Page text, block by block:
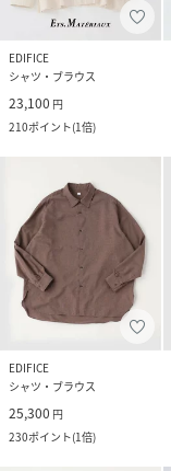
EDIFICE
シャツ・ブラウス
23,100 円
210ポイント(1倍)
EDIFICE
シャツ・ブラウス
25,300 円
230ポイント(1倍)